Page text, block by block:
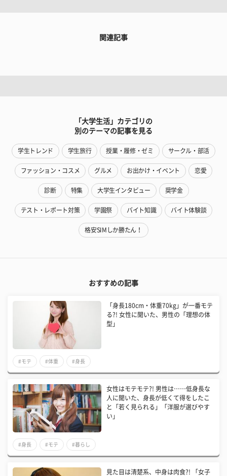
関連記事
「大学生活」カテゴリの
別のテーマの記事を見る
学生トレンド 学生旅行 授業・履修・ゼミ サークル・部活
ファッション・コスメ グルメ お出かけ・イベント 恋愛
診断 特集 大学生インタビュー 奨学金
テスト・レポート対策 学園祭 バイト知識 バイト体験談
格安SIMしか勝たん！
おすすめの記事
「身長180cm・体重70kg」が一番モテ
る?! 女性に聞いた、男性の「理想の体
型」
#モテ #体重 #身長
女性はモテモテ?! 男性は……低身長な
人に聞いた、身長が低くて得をしたこ
と「若く見られる」「洋服が選びやす
い」
#身長 #モテ #暮らし
見た目は清楚系、中身は肉食?! 「女子